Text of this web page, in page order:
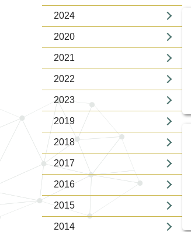
2024
2020
2021
2022
2023
2019
2018
2017
2016
2015
2014